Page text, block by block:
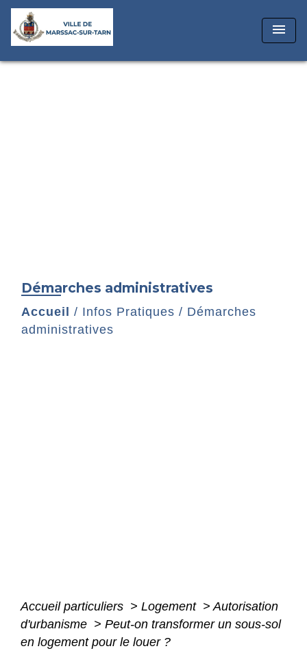
menu
Démarches administratives
Accueil / Infos Pratiques / Démarches
administratives
Accueil particuliers > Logement > Autorisation
d'urbanisme > Peut-on transformer un sous-sol
en logement pour le louer ?